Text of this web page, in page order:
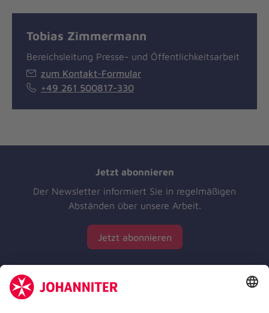
Tobias Zimmermann
Bereichsleitung Presse- und Öffentlichkeitsarbeit
zum Kontakt-Formular
+49 261 500817-330
Jetzt abonnieren
Der Newsletter informiert Sie in regelmäßigen
Abständen über unsere Arbeit.
Jetzt abonnieren
Zertifizierung der Johanniter-Unfall-Hilfe e.V.